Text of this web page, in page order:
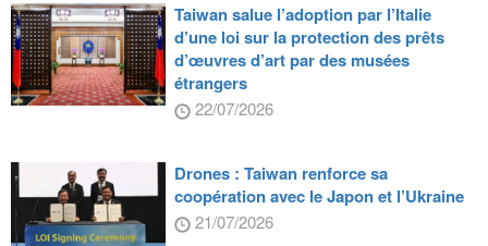
Taiwan salue l’adoption par l’Italie
d’une loi sur la protection des prêts
d’œuvres d’art par des musées
étrangers
22/07/2026
Drones : Taiwan renforce sa
coopération avec le Japon et l’Ukraine
21/07/2026